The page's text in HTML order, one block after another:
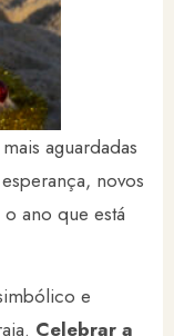
aguardadas
novos
ano que está
e
Celebrar a